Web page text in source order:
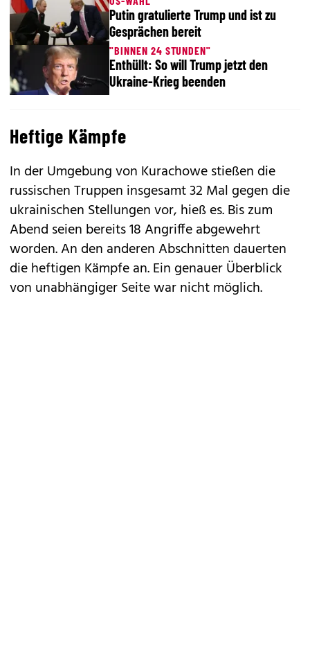
Putin gratulierte Trump und ist zu
Gesprächen bereit
"BINNEN 24 STUNDEN"
Enthüllt: So will Trump jetzt den
Ukraine-Krieg beenden
Heftige Kämpfe
In der Umgebung von Kurachowe stießen die
russischen Truppen insgesamt 32 Mal gegen die
ukrainischen Stellungen vor, hieß es. Bis zum
Abend seien bereits 18 Angriffe abgewehrt
worden. An den anderen Abschnitten dauerten
die heftigen Kämpfe an. Ein genauer Überblick
von unabhängiger Seite war nicht möglich.